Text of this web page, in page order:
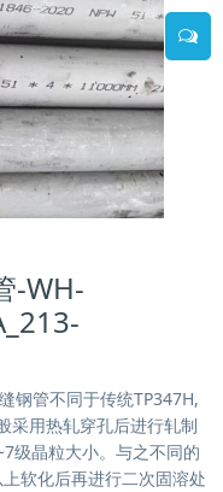
-WH-
钢管不同于传统TP347H,
采用热轧穿孔后进行轧制
级晶粒大小。与之不同的
软化后再进行二次固溶处